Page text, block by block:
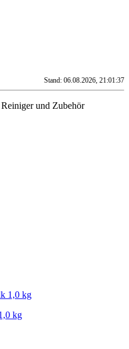
Stand: 06.08.2026, 21:01:37
und Zubehör
kg